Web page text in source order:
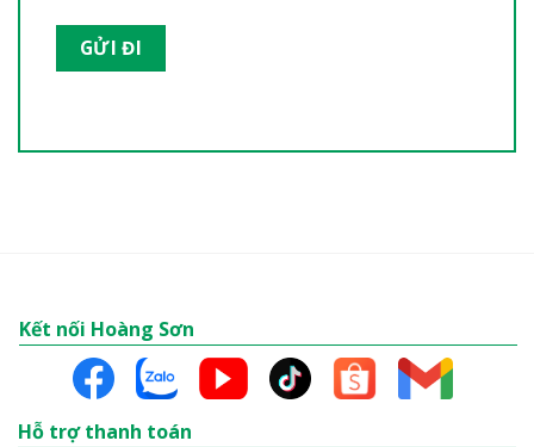
Kết nối Hoàng Sơn
Hỗ trợ thanh toán